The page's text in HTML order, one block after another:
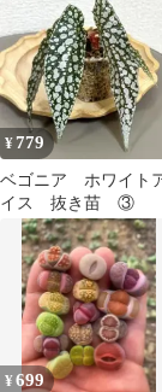
¥779
ベゴニア ホワイト
イス 抜き苗 ③
¥699